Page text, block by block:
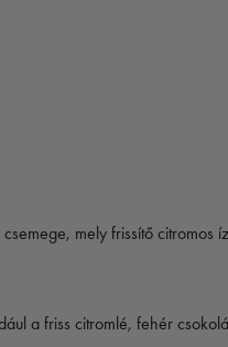
mely frissítő citromos
a friss citromlé, fehér